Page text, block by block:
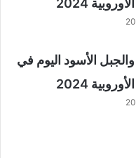
2024
والجبل الأسود اليوم في
2024